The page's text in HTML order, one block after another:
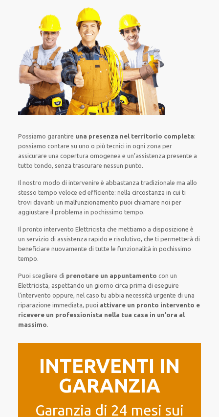
Possiamo garantire una presenza nel territorio completa:
possiamo contare su uno o piùtecnici in ogni zona per
assicurare una coperturaomogenea e un’assistenza presente a
tutto tondo, senzatrascurarenessun punto.
Il nostro modo di intervenire è abbastanza tradizionale ma allo
stesso tempo veloce ed efficiente: nella circostanza in cuiti
trovi davantiun malfunzionamento puoi chiamare noi per
aggiustare ilproblema in pochissimo tempo.
Il pronto intervento Elettricistache mettiamo a disposizione è
un servizio di assistenza rapido e risolutivo, che tipermetterà di
beneficiare nuovamente di tutte le funzionalità in pochissimo
tempo.
Puoi scegliere di prenotare un appuntamento con un
Elettricista, aspettandoun giorno circa prima dieseguire
l’intervento oppure, nel caso tu abbia necessità urgente di una
riparazione immediata, puoi attivare un pronto intervento e
ricevere un professionista nella tua casa in un’ora al
massimo.
INTERVENTI IN
GARANZIA
Garanzia di 24 mesi sui